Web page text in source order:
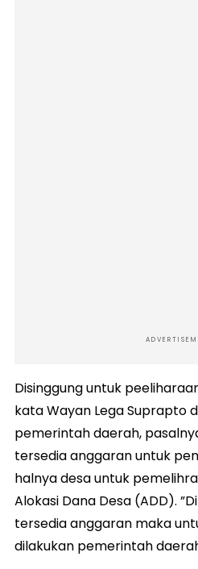
Disinggung untuk
kata Wayan Lega Suprapto
pemerintah daerah,
tersedia anggaran untuk
halnya desa untuk
Alokasi Dana Desa (ADD).
tersedia anggaran maka
dilakukan pemerintah